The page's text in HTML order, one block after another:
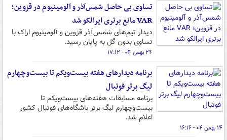
تساوی بی حاصل شمس‌آذر و آلومینیوم در قزوین؛
VAR مانع برتری ایرالکو شد
دیدار تیم‌های شمس‌آذر قزوین و آلومینیوم اراک با
تساوی بدون گل به پایان رسید.
۲۴ بهمن ۰۴ - ۱۷:۱۲
برنامه دیدارهای هفته‌ بیست‌ویکم تا بیست‌وچهارم
لیگ برتر فوتبال
برنامه مسابقات هفته‌های بیست‌ویکم تا
بیست‌وچهارم لیگ برتر باشگاه‌های فوتبال کشور
اعلام شد.
۱۴ بهمن ۰۴ - ۱۶:۱۶